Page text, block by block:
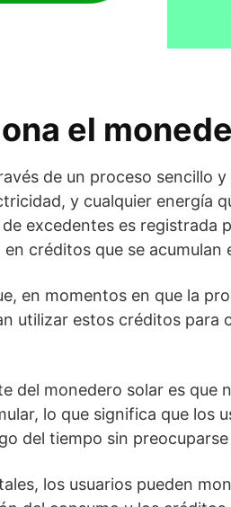
el
de un proceso sencillo
y cualquier energía
excedentes es registrada
créditos que se acumulan
en momentos en que la
utilizar estos créditos para
del monedero solar es que
lo que significa que los
del tiempo sin
los usuarios pueden